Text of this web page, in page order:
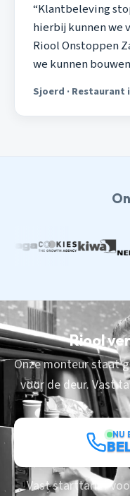
“Klantbeleving
hierbij kunnen we
Riool Onstoppen
we kunnen
Sjoerd · Restaurant
Riool
Onze monteur staat
voor de deur. Vast
NU
Vast starttarief